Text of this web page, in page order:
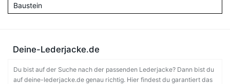
Baustein
Deine-Lederjacke.de
Du bist auf der Suche nach der passenden Lederjacke? Dann bist du
auf deine-lederjacke.de genau richtig. Hier findest du garantiert das